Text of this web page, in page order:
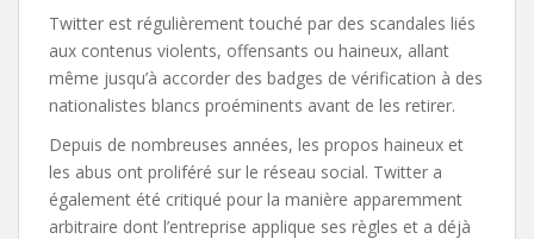
Twitter est régulièrement touché par des scandales liés
aux contenus violents, offensants ou haineux, allant
même jusqu’à accorder des badges de vérification à des
nationalistes blancs proéminents avant de les retirer.
Depuis de nombreuses années, les propos haineux et
les abus ont proliféré sur le réseau social. Twitter a
également été critiqué pour la manière apparemment
arbitraire dont l’entreprise applique ses règles et a déjà